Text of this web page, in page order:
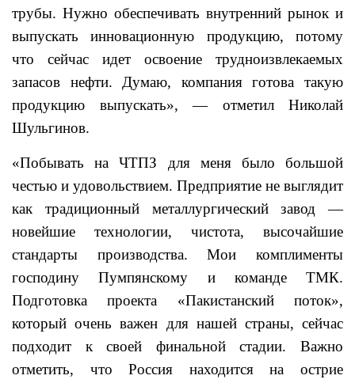
трубы. Нужно обеспечивать внутренний рынок и
выпускать инновационную продукцию, потому
что сейчас идет освоение трудноизвлекаемых
запасов нефти. Думаю, компания готова такую
продукцию выпускать», — отметил Николай
Шульгинов.
«Побывать на ЧТПЗ для меня было большой
честью и удовольствием. Предприятие не выглядит
как традиционный металлургический завод —
новейшие технологии, чистота, высочайшие
стандарты производства. Мои комплименты
господину Пумпянскому и команде ТМК.
Подготовка проекта «Пакистанский поток»,
который очень важен для нашей страны, сейчас
подходит к своей финальной стадии. Важно
отметить, что Россия находится на острие